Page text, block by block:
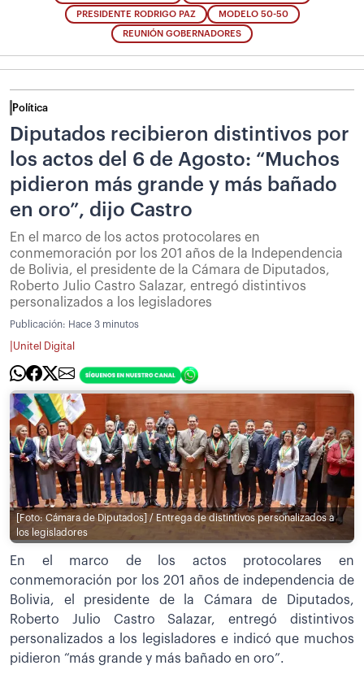
PRESIDENTE RODRIGO PAZ MODELO 50-50
REUNIÓN GOBERNADORES
Política
Diputados recibieron distintivos por
los actos del 6 de Agosto: “Muchos
pidieron más grande y más bañado
en oro”, dijo Castro
En el marco de los actos protocolares en
conmemoración por los 201 años de la Independencia
de Bolivia, el presidente de la Cámara de Diputados,
Roberto Julio Castro Salazar, entregó distintivos
personalizados a los legisladores
Publicación: Hace 3 minutos
Unitel Digital
[Foto: Cámara de Diputados] / Entrega de distintivos personalizados a
los legisladores
En el marco de los actos protocolares en
conmemoración por los 201 años de independencia de
Bolivia, el presidente de la Cámara de Diputados,
Roberto Julio Castro Salazar, entregó distintivos
personalizados a los legisladores e indicó que muchos
pidieron “más grande y más bañado en oro”.